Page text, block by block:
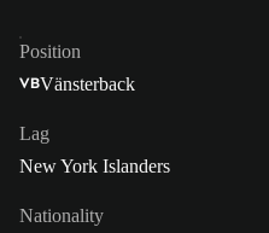
Position
VBVänsterback
Lag
New York Islanders
Nationality